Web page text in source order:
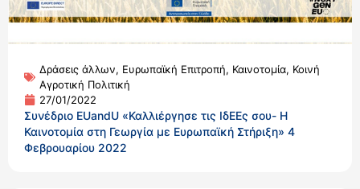
Δράσεις άλλων, Ευρωπαϊκή Επιτροπή, Καινοτομία, Κοινή
Αγροτική Πολιτική
27/01/2022
Συνέδριο EUandU «Καλλιέργησε τις ΙδΕΕς σου- Η
Καινοτομία στη Γεωργία με Ευρωπαϊκή Στήριξη» 4
Φεβρουαρίου 2022